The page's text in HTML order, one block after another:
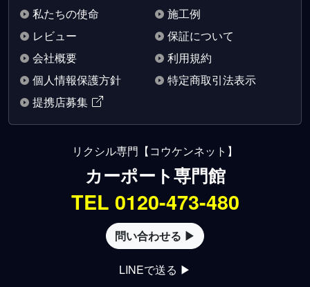
私たちの使命
施工例
レビュー
保証について
会社概要
利用規約
個人情報保護方針
特定商取引法表示
提携店募集
リクシル専門【コウケンネット】
カーポート専門館
TEL 0120-473-480
問い合わせる ▶
LINEで送る ▶